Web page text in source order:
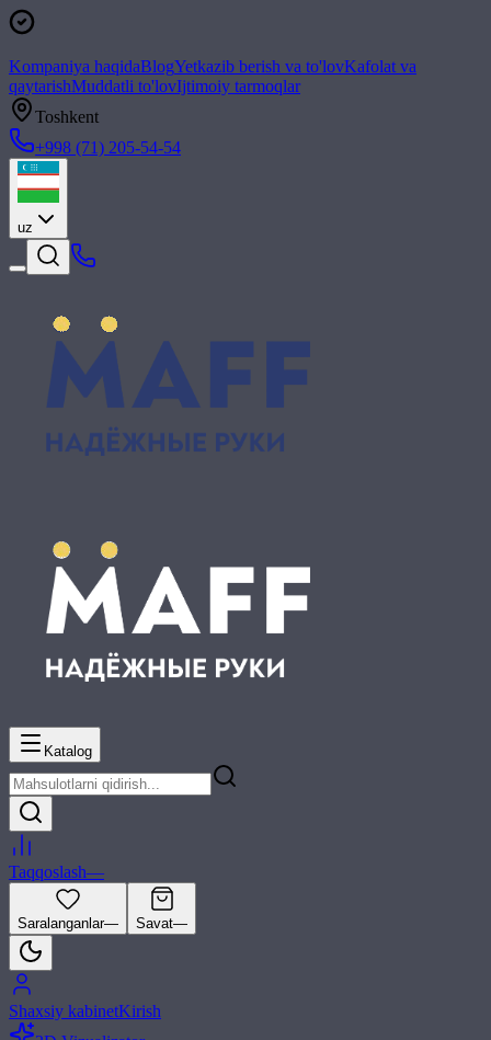
Kompaniya haqidaBlogYetkazib berish va to'lovKafolat va
qaytarishMuddatli to'lovIjtimoiy tarmoqlar
Toshkent
+998 (71) 205-54-54
uz
Katalog
Taqqoslash—
Saralanganlar— Savat—
Shaxsiy kabinetKirish